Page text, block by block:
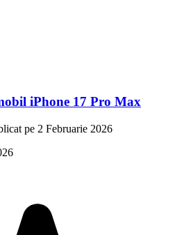
iPhone 17 Pro Max
pe 2 Februarie 2026